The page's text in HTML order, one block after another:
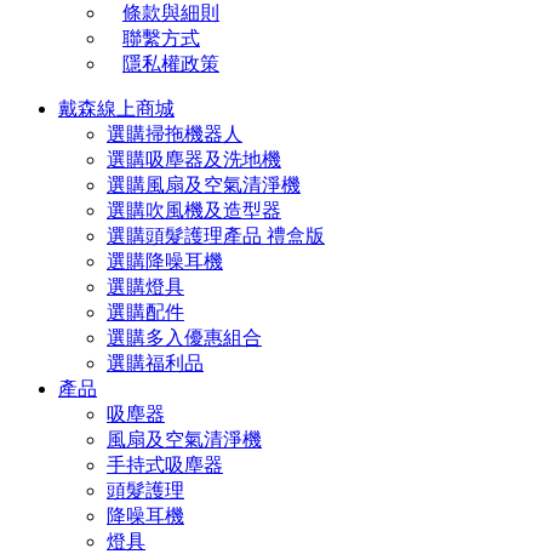
條款與細則
聯繫方式
隱私權政策
戴森線上商城
選購掃拖機器人
選購吸塵器及洗地機
選購風扇及空氣清淨機
選購吹風機及造型器
選購頭髮護理產品 禮盒版
選購降噪耳機
選購燈具
選購配件
選購多入優惠組合
選購福利品
產品
吸塵器
風扇及空氣清淨機
手持式吸塵器
頭髮護理
降噪耳機
燈具